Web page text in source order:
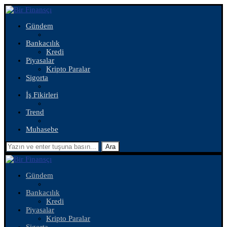
Gündem
Bankacılık
Kredi
Piyasalar
Kripto Paralar
Sigorta
İş Fikirleri
Trend
Muhasebe
Ara
Gündem
Bankacılık
Kredi
Piyasalar
Kripto Paralar